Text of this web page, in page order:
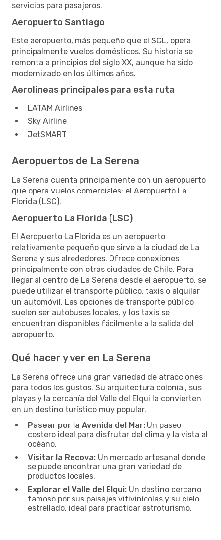
servicios para pasajeros.
Aeropuerto Santiago
Este aeropuerto, más pequeño que el SCL, opera
principalmente vuelos domésticos. Su historia se
remonta a principios del siglo XX, aunque ha sido
modernizado en los últimos años.
Aerolineas principales para esta ruta
LATAM Airlines
Sky Airline
JetSMART
Aeropuertos de La Serena
La Serena cuenta principalmente con un aeropuerto
que opera vuelos comerciales: el Aeropuerto La
Florida (LSC).
Aeropuerto La Florida (LSC)
El Aeropuerto La Florida es un aeropuerto
relativamente pequeño que sirve a la ciudad de La
Serena y sus alrededores. Ofrece conexiones
principalmente con otras ciudades de Chile. Para
llegar al centro de La Serena desde el aeropuerto, se
puede utilizar el transporte público, taxis o alquilar
un automóvil. Las opciones de transporte público
suelen ser autobuses locales, y los taxis se
encuentran disponibles fácilmente a la salida del
aeropuerto.
Qué hacer y ver en La Serena
La Serena ofrece una gran variedad de atracciones
para todos los gustos. Su arquitectura colonial, sus
playas y la cercanía del Valle del Elqui la convierten
en un destino turístico muy popular.
Pasear por la Avenida del Mar: Un paseo
costero ideal para disfrutar del clima y la vista al
océano.
Visitar la Recova: Un mercado artesanal donde
se puede encontrar una gran variedad de
productos locales.
Explorar el Valle del Elqui: Un destino cercano
famoso por sus paisajes vitivinícolas y su cielo
estrellado, ideal para practicar astroturismo.